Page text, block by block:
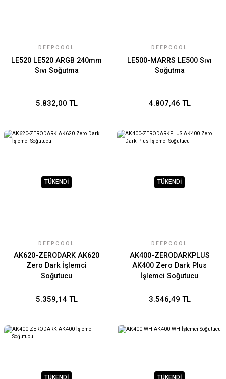
DEEPCOOL
LE520 LE520 ARGB 240mm
Sıvı Soğutma
5.832,00 TL
DEEPCOOL
LE500-MARRS LE500 Sıvı
Soğutma
4.807,46 TL
TÜKENDİ
DEEPCOOL
AK620-ZERODARK AK620
Zero Dark İşlemci
Soğutucu
5.359,14 TL
TÜKENDİ
DEEPCOOL
AK400-ZERODARKPLUS
AK400 Zero Dark Plus
İşlemci Soğutucu
3.546,49 TL
TÜKENDİ TÜKENDİ